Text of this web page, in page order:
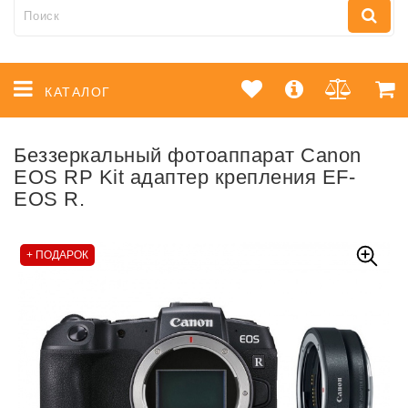
КАТАЛОГ
Беззеркальный фотоаппарат Canon
EOS RP Kit адаптер крепления EF-
EOS R.
+ ПОДАРОК